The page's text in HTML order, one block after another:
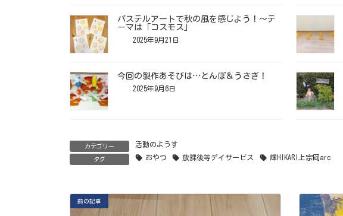
パステルアートで秋の風を感じよう！〜テ
ーマは「コスモス」
2025年9月21日
今回の製作あそびは…とんぼ＆うさぎ！
2025年9月6日
カテゴリー 活動のようす
タグ おやつ 放課後等デイサービス 輝HIKARI上宗岡arc
前の記事